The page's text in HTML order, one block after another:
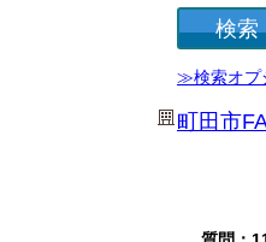
≫検索オプ
町田市